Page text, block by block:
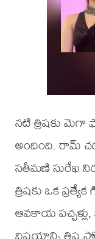
నటి త్రిషకు మెగా
అందింది. రామ్
సతీమణి సురేఖ
త్రిషకు ఒక
ఆవకాయ